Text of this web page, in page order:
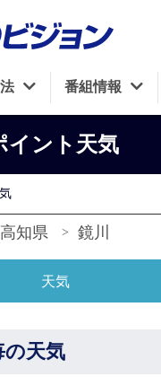
番組情報
イント天気
高知県 鏡川
天気
の天気